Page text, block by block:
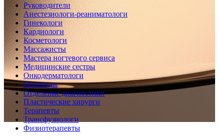
Руководители
Анестезиологи-реаниматологи
Гинекологи
Кардиологи
Косметологи
Массажисты
Мастера ногтевого сервиса
Медицинские сестры
Онкодерматологи
Ортопеды
Отделение диагностики
Пластические хирурги
Терапевты
Трансфузиологи
Физиотерапевты